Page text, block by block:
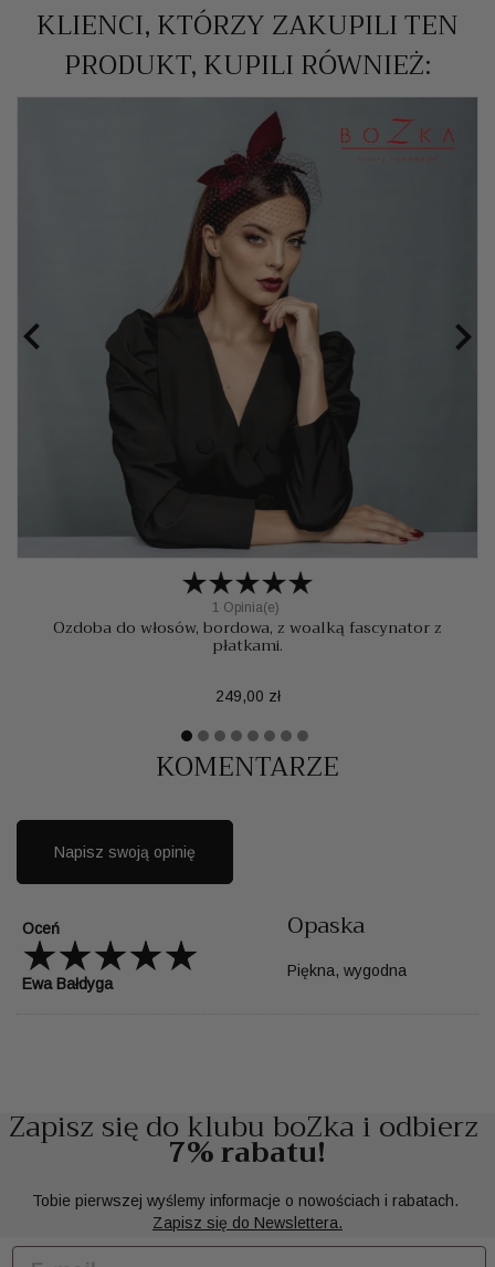
KLIENCI, KTÓRZY ZAKUPILI TEN
PRODUKT, KUPILI RÓWNIEŻ:
1 Opinia(e)
Ozdoba do włosów, bordowa, z woalką fascynator z
płatkami.
Cena
249,00 zł
 
KOMENTARZE
Napisz swoją opinię
Oceń
Ewa Bałdyga
Opaska
Piękna, wygodna
Zapisz się do klubu boZka i odbierz
7% rabatu!
Tobie pierwszej wyślemy informacje o nowościach i rabatach.
Zapisz się do Newslettera.